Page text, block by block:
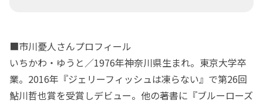
■市川憂人さんプロフィール
いちかわ・ゆうと／1976年神奈川県生まれ。東京大学卒
業。2016年『ジェリーフィッシュは凍らない』で第26回
鮎川哲也賞を受賞しデビュー。他の著書に『ブルーローズ